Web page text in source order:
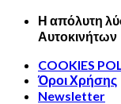
Skip
Η απόλυτη
Αυτοκινήτων
COOKIES
Όροι Χρήσης
Newsletter